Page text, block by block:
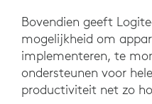
Bovendien geeft
mogelijkheid om
implementeren, te
ondersteunen voor
productiviteit net zo